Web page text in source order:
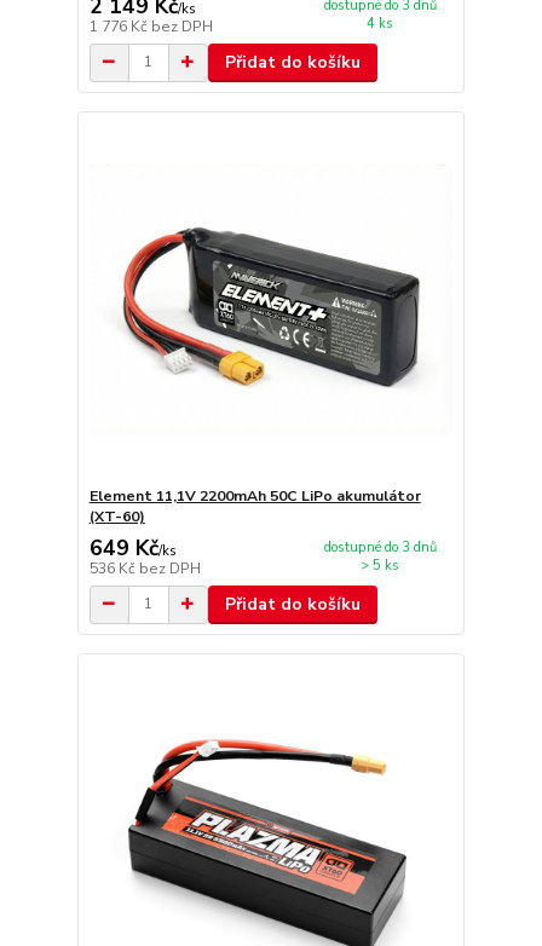
/ks
1 776 Kč bez DPH
dostupné do 3 dnů
4 ks
Přidat do košíku
Element 11,1V 2200mAh 50C LiPo akumulátor
(XT-60)
649 Kč/ks
536 Kč bez DPH
dostupné do 3 dnů
> 5 ks
Přidat do košíku